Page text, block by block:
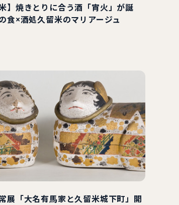
】焼きとりに合う酒「宵火」が誕
×酒処久留米のマリアージュ
展「大名有馬家と久留米城下町」開